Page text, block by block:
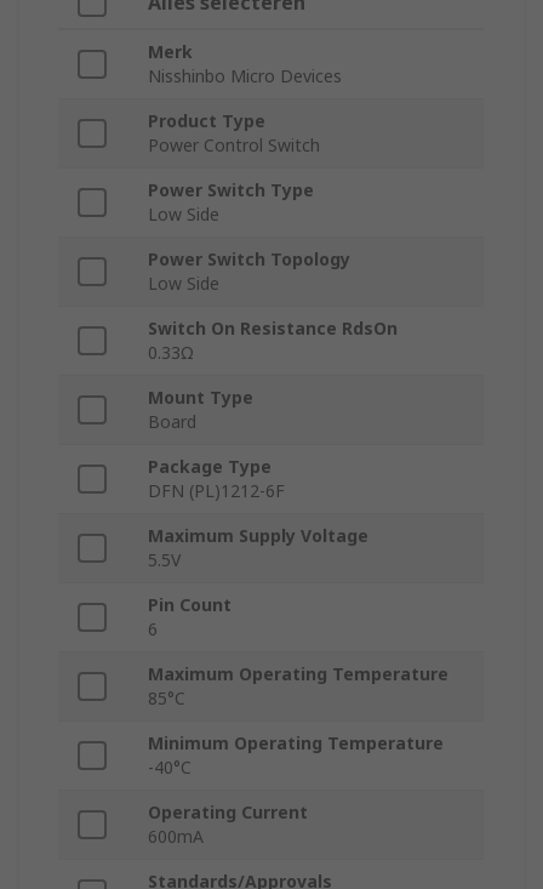
Merk
Nisshinbo Micro Devices
Product Type
Power Control Switch
Power Switch Type
Low Side
Power Switch Topology
Low Side
Switch On Resistance RdsOn
0.33Ω
Mount Type
Board
Package Type
DFN (PL)1212-6F
Maximum Supply Voltage
5.5V
Pin Count
6
Maximum Operating Temperature
85°C
Minimum Operating Temperature
-40°C
Operating Current
600mA
Standards/Approvals